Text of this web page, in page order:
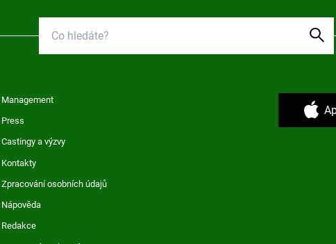
Management
Press
Castingy a výzvy
Kontakty
Zpracování osobních údajů
Nápověda
Redakce